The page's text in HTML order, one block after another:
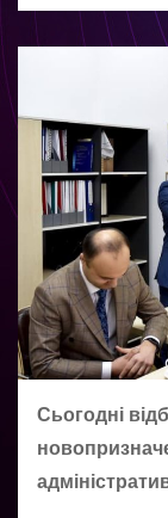
Сьогодні